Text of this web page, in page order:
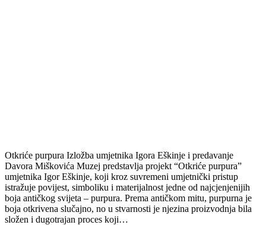
Otkriće purpura Izložba umjetnika Igora Eškinje i predavanje
Davora Miškovića Muzej predstavlja projekt “Otkriće purpura”
umjetnika Igor Eškinje, koji kroz suvremeni umjetnički pristup
istražuje povijest, simboliku i materijalnost jedne od najcjenjenijih
boja antičkog svijeta – purpura. Prema antičkom mitu, purpurna je
boja otkrivena slučajno, no u stvarnosti je njezina proizvodnja bila
složen i dugotrajan proces koji…